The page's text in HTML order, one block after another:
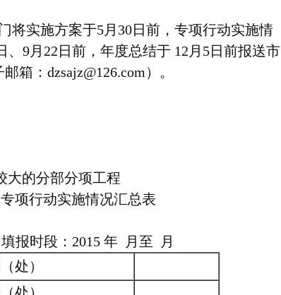
将实施方案于5月30日前，专项行动实施情
、9月22日前，年度总结于 12月5日前报送市
箱：dzsajz@126.com）。
大的分部分项工程
项行动实施情况汇总表
时段：2015 年 月至 月
处）